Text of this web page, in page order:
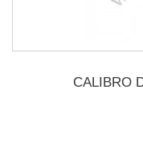
CALIBRO